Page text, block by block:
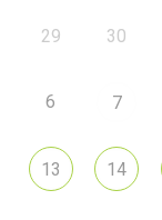
29 30
6 7
13 14